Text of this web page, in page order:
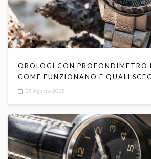
OROLOGI CON PROFONDIMETRO
COME FUNZIONANO E QUALI
25 Agosto 2025